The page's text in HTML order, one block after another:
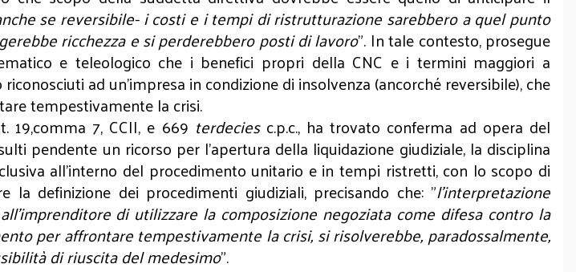
se reversibile- i costi e i tempi di ristrutturazione sarebbero a quel punto
ricchezza e si perderebbero posti di lavoro". In tale contesto, prosegue
e teleologico che i benefici propri della CNC e i termini maggiori a
ad un’impresa in condizione di insolvenza (ancorché reversibile), che
tempestivamente la crisi.
19,comma 7, CCII, e 669 terdeciesc.p.c., ha trovato conferma ad opera del
pendente un ricorso per l’apertura della liquidazione giudiziale, la disciplina
all’interno del procedimento unitario e in tempi ristretti, con lo scopo di
definizione dei procedimenti giudiziali, precisando che: "l’interpretazione
di utilizzare la composizione negoziata come difesa contro la
per affrontare tempestivamente la crisi, si risolverebbe, paradossalmente,
di riuscita del medesimo".